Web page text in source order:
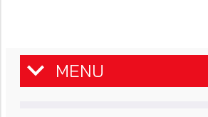
MENU